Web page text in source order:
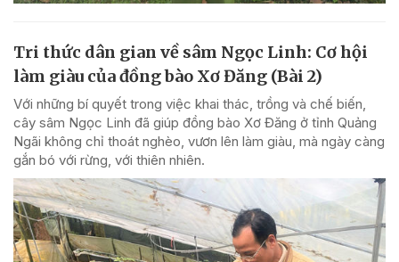
Tri thức dân gian về sâm Ngọc Linh: Cơ hội
làm giàu của đồng bào Xơ Đăng (Bài 2)
Với những bí quyết trong việc khai thác, trồng và chế biến,
cây sâm Ngọc Linh đã giúp đồng bào Xơ Đăng ở tỉnh Quảng
Ngãi không chỉ thoát nghèo, vươn lên làm giàu, mà ngày càng
gắn bó với rừng, với thiên nhiên.